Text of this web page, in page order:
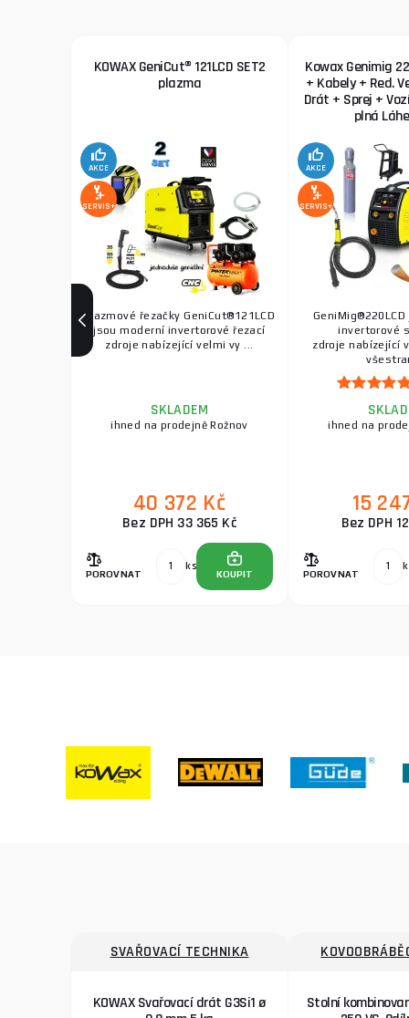
KOWAX GeniCut® 121LCD SET2
plazma
AKCE
SERVIS+
Plazmové řezačky GeniCut®121LCD
jsou moderní invertorové řezací
zdroje nabízející velmi vy ...
SKLADEM
ihned na prodejně Rožnov
40 372 Kč
Bez DPH 33 365 Kč
POROVNAT
ks
KOUPIT
Kowax Genimig
+ Kabely + Red.
Drát + Sprej +
plná
AKCE
SERVIS+
invertorové
zdroje nabízející
ihned na
15
Bez DPH
POROVNAT
SVAŘOVACÍ TECHNIKA
KOWAX Svařovací drát G3Si1 ø
Stolní